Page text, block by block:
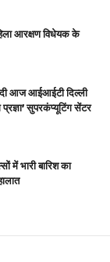
आरक्षण विधेयक के
आज आईआईटी दिल्ली
सुपरकंप्यूटिंग सेंटर
भारी बारिश का